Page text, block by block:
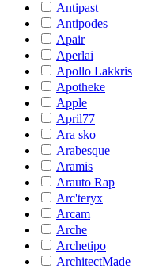
Antipast
Antipodes
Apair
Aperlai
Apollo Lakkris
Apotheke
Apple
April77
Ara sko
Arabesque
Aramis
Arauto Rap
Arc'teryx
Arcam
Arche
Archetipo
ArchitectMade